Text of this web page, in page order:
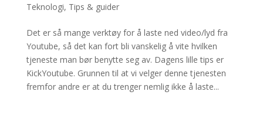
Teknologi, Tips & guider
Det er så mange verktøy for å laste ned video/lyd fra
Youtube, så det kan fort bli vanskelig å vite hvilken
tjeneste man bør benytte seg av. Dagens lille tips er
KickYoutube. Grunnen til at vi velger denne tjenesten
fremfor andre er at du trenger nemlig ikke å laste...